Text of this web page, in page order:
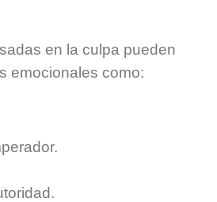
en la culpa pueden
emocionales como: